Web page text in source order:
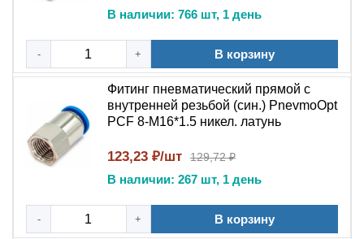
В наличии: 766 шт, 1 день
- + В корзину
Фитинг пневматический прямой с
внутренней резьбой (син.) PnevmoOpt
PCF 8-M16*1.5 никел. латунь
123,23 ₽/шт 129,72 ₽
В наличии: 267 шт, 1 день
- + В корзину